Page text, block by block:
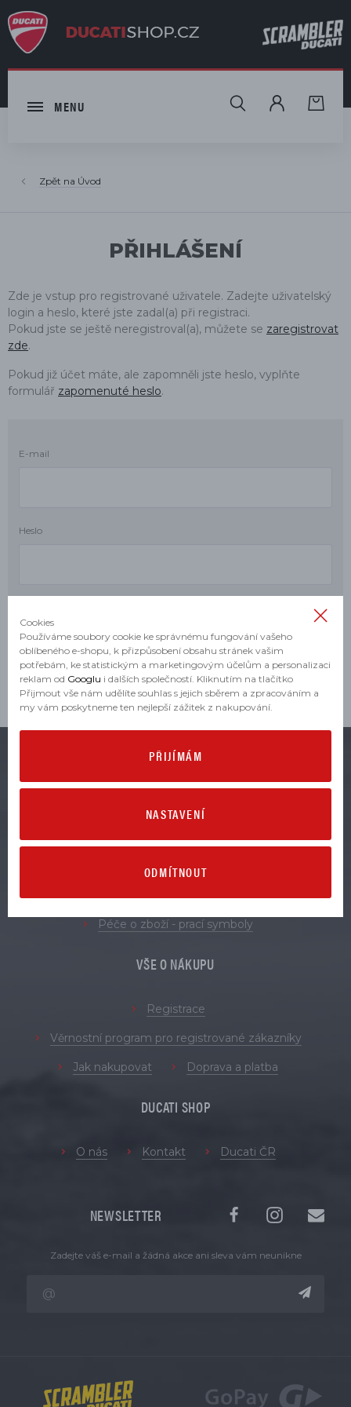
MENU HLEDAT
Úvod
PŘIHLÁŠENÍ
Zde je vstup pro registrované uživatele. Zadejte uživatelský
login a heslo, které jste zadal(a) při registraci.
Pokud jste se ještě neregistroval(a), můžete se zaregistrovat
zde.
Pokud již účet máte, ale zapomněli jste heslo, vyplňte
formulář zapomenuté heslo.
E-mail
Heslo
VŠE O ZBOŽÍ
Obchodní podmínky
Zásady zpracování osobních údajů
Vrácení a výměna zboží
Péče o zboží - prací symboly
VŠE O NÁKUPU
Registrace
Věrnostní program pro registrované zákazníky
Jak nakupovat Doprava a platba
DUCATI SHOP
O nás Kontakt Ducati ČR
NEWSLETTER
Zadejte váš e-mail a žádná akce ani sleva vám neunikne
Cookies
Používáme soubory cookie ke správnému fungování vašeho
oblíbeného e-shopu, k přizpůsobení obsahu stránek vašim
potřebám, ke statistickým a marketingovým účelům a personalizaci
reklam od Googlu i dalších společností. Kliknutím na tlačítko
Přijmout vše nám udělíte souhlas s jejich sběrem a zpracováním a
my vám poskytneme ten nejlepší zážitek z nakupování.
PŘIJÍMÁM
NASTAVENÍ
ODMÍTNOUT